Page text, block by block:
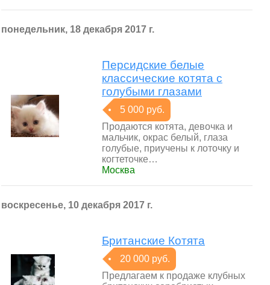
понедельник, 18 декабря 2017 г.
Персидские белые
классические котята с
голубыми глазами
5 000 руб.
Продаются котята, девочка и
мальчик, окрас белый, глаза
голубые, приучены к лоточку и
когтеточке…
Москва
воскресенье, 10 декабря 2017 г.
Британские Котята
20 000 руб.
Предлагаем к продаже клубных